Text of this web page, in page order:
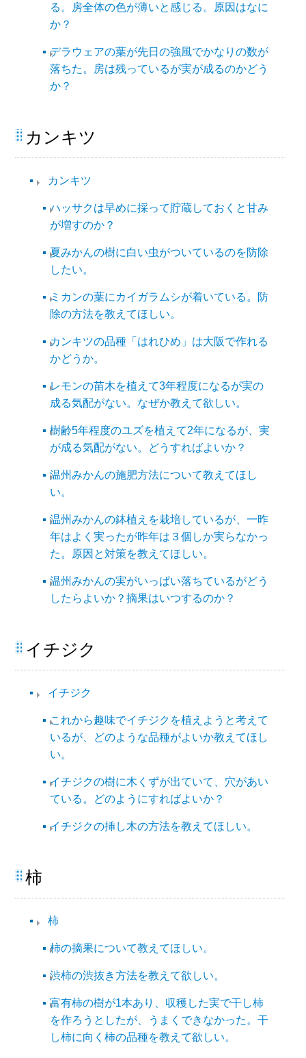
る。房全体の色が薄いと感じる。原因はなに
か？
デラウェアの葉が先日の強風でかなりの数が
落ちた。房は残っているが実が成るのかどう
か？
カンキツ
カンキツ
ハッサクは早めに採って貯蔵しておくと甘み
が増すのか？
夏みかんの樹に白い虫がついているのを防除
したい。
ミカンの葉にカイガラムシが着いている。防
除の方法を教えてほしい。
カンキツの品種「はれひめ」は大阪で作れる
かどうか。
レモンの苗木を植えて3年程度になるが実の
成る気配がない。なぜか教えて欲しい。
樹齢5年程度のユズを植えて2年になるが、実
が成る気配がない。どうすればよいか？
温州みかんの施肥方法について教えてほし
い。
温州みかんの鉢植えを栽培しているが、一昨
年はよく実ったが昨年は３個しか実らなかっ
た。原因と対策を教えてほしい。
温州みかんの実がいっぱい落ちているがどう
したらよいか？摘果はいつするのか？
イチジク
イチジク
これから趣味でイチジクを植えようと考えて
いるが、どのような品種がよいか教えてほし
い。
イチジクの樹に木くずが出ていて、穴があい
ている。どのようにすればよいか？
イチジクの挿し木の方法を教えてほしい。
柿​
柿​
柿の摘果について教えてほしい。
渋柿の渋抜き方法を教えて欲しい。
富有柿の樹が1本あり、収穫した実で干し柿
を作ろうとしたが、うまくできなかった。干
し柿に向く柿の品種を教えて欲しい。